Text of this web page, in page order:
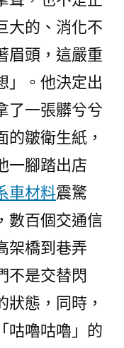
大的、消化不
眉頭，這嚴重
」。他決定出
了一張髒兮兮
的皺衛生紙，
一腳踏出店
車材料震驚
數百個交通信
架橋到巷弄
不是交替閃
態，同時，
咕嚕咕嚕」的